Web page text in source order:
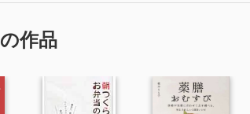
作品